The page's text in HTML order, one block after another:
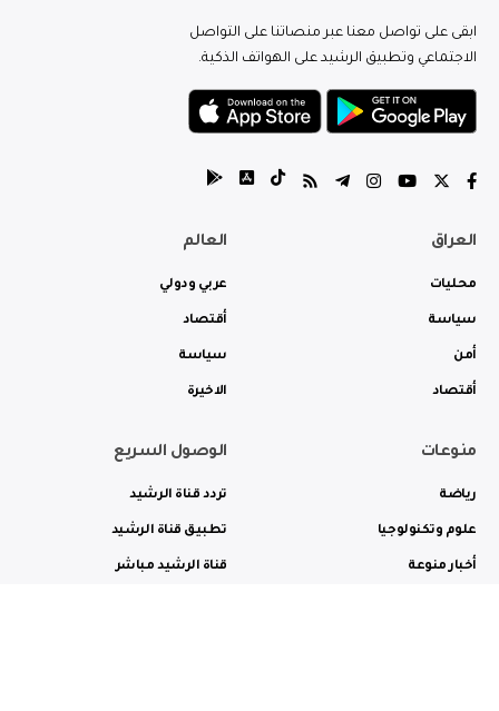
ابقى على تواصل معنا عبر منصاتنا على التواصل
الاجتماعي وتطبيق الرشيد على الهواتف الذكية.
العراق
محليات
سياسة
أمن
أقتصاد
العالم
عربي ودولي
أقتصاد
سياسة
الاخيرة
منوعات
رياضة
علوم وتكنولوجيا
أخبار منوعة
الوصول السريع
تردد قناة الرشيد
تطبيق قناة الرشيد
قناة الرشيد مباشر